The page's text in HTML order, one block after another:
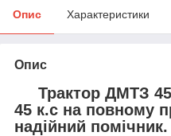
Опис Характеристики
Опис
Трактор ДМТЗ
45 к.с на повному
надійний помічник.